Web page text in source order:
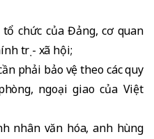
chức của Đảng, cơ quan
trị - xã hội;
phải bảo vệ theo các quy
ngoại giao của Việt
nhân văn hóa, anh hùng